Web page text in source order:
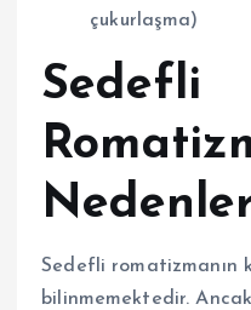
çukurlaşma)
Sedefli
Sedefli romatizmanın
bilinmemektedir.